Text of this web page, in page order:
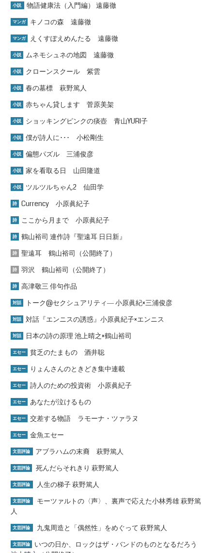
小説 物語健康法（入門編） 遠藤徹
マンガ キノコの森 遠藤徹
マンガ えくすぽえめんたる 遠藤徹
小説 ムネモシュネの地図 遠藤徹
小説 クローンスクール 紫雲
小説 春の墓標 萩野篤人
小説 赤ちゃん貸します 菅原美架
小説 ショッキングピンクの痰壺 青山YURI子
小説 僕が詩人に･･･ 小松剛生
小説 偏態パズル 三浦俊彦
小説 家を看取る日 山田隆道
小説 ツルツルちゃん2 仙田学
詩 Currency 小原眞紀子
詩 ここから月まで 小原眞紀子
詩 鶴山裕司 連作詩『聖遠耳 日日新』
詩 聖遠耳 鶴山裕司（公開終了）
詩 羽沢 鶴山裕司（公開終了）
詩 高津敬三 俳句作品
対話 トーク@セクシュアリティ― 小原眞紀×三浦俊彦
対話 対話『エンニスの誘惑』小原眞紀子×エンニス
対話 日本の詩の原理 池上晴之×鶴山裕司
エセー 貧乏のたまもの 酒井聡
エセー りょんさんのときどき集中連載
エセー 詩人のための投資術 小原眞紀子
エセー あなたが泣けるもの
エセー 交差する物語 ラモーナ・ツァラヌ
エセー 金魚エセー
文芸評論 アブラハムの末裔 萩野篤人
文芸評論 死んだらそれきり 萩野篤人
文芸評論 人生の梯子 萩野篤人
文芸評論
モーツァルトの〈声〉、裏声で応えた小林秀雄 萩野篤
人
文芸評論 九鬼周造と「偶然性」をめぐって 萩野篤人
文芸評論
いつの日か、ロックはザ・バンドのものとなるだろう